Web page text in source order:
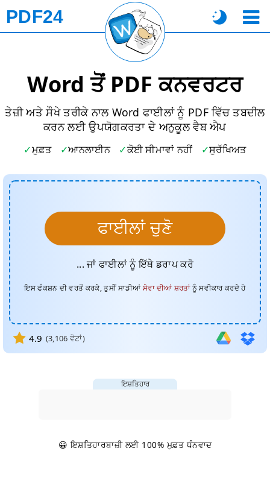
PDF24
Word ਤੋਂ PDF ਕਨਵਰਟਰ
ਤੇਜ਼ੀ ਅਤੇ ਸੌਖੇ ਤਰੀਕੇ ਨਾਲ Word ਫਾਈਲਾਂ ਨੂੰ PDF ਵਿੱਚ ਤਬਦੀਲ
ਕਰਨ ਲਈ ਉਪਯੋਗਕਰਤਾ ਦੇ ਅਨੁਕੂਲ ਵੈਬ ਐਪ
ਮੁਫ਼ਤ ਆਨਲਾਈਨ ਕੋਈ ਸੀਮਾਵਾਂ ਨਹੀਂ ਸੁਰੱਖਿਅਤ
ਫਾਈਲਾਂ ਚੁਣੋ
... ਜਾਂ ਫਾਈਲਾਂ ਨੂੰ ਇੱਥੇ ਡਰਾਪ ਕਰੋ
ਇਸ ਫੰਕਸ਼ਨ ਦੀ ਵਰਤੋਂ ਕਰਕੇ, ਤੁਸੀਂ ਸਾਡੀਆਂਸੇਵਾ ਦੀਆਂ ਸ਼ਰਤਾਂਨੂੰ ਸਵੀਕਾਰ ਕਰਦੇ ਹੋ
4.9 (3,106 ਵੋਟਾਂ)
ਇਸ਼ਤਿਹਾਰ
😀 ਇਸ਼ਤਿਹਾਰਬਾਜ਼ੀ ਲਈ 100% ਮੁਫ਼ਤ ਧੰਨਵਾਦ